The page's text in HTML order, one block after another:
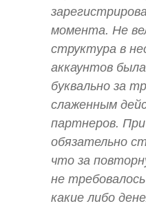
момента. Не
структура в
аккаунтов
буквально за
слаженным
партнеров.
обязательно
что за
не
какие либо